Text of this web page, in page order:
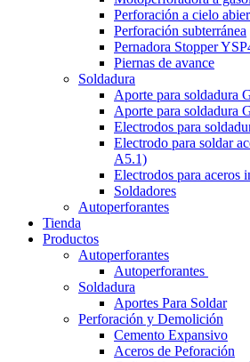
Perforación a cielo
Perforación subterránea
Pernadora Stopper
Piernas de avance
Soldadura
Aporte para soldadura
Aporte para soldadura
Electrodos para
Electrodo para soldar
A5.1)
Electrodos para
Soldadores
Autoperforantes
Tienda
Productos
Autoperforantes
Autoperforantes
Soldadura
Aportes Para Soldar
Perforación y Demolición
Cemento Expansivo
Aceros de Peforación